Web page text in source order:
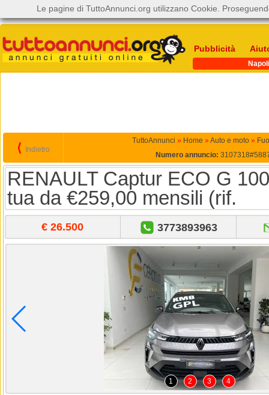
Pubblicità
Napoli
⟨ Indietro
TuttoAnnunci » Home » Auto e moto »
Numero annuncio:
RENAULT Captur ECO G
tua da €259,00 mensili (rif.
€ 26.500 3773893963
1 2 3 4
Le pagine di TuttoAnnunci.org utilizzano Cookie.